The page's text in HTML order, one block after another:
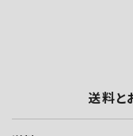
送料と